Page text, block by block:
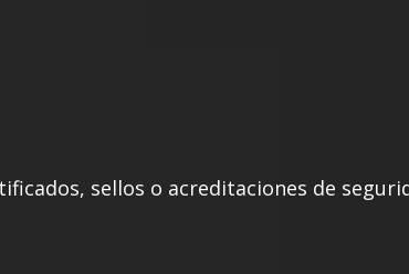
sellos o acreditaciones de